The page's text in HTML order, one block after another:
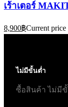
เร้าเตอร์
8,900฿Current
ไม่มีขั้นต่ำ
ซื้อสินค้า ไม่มี